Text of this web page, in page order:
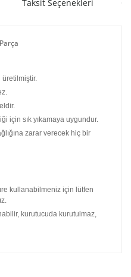
Taksit Seçenekleri
üretilmiştir.
için sık yıkamaya uygundur.
zarar verecek hiç bir
kullanabilmeniz için lütfen
kurutucuda kurutulmaz,